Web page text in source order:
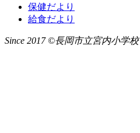
保健だより
給食だより
Since 2017 ©長岡市立宮内小学校